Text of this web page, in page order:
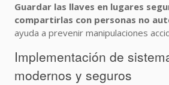
Guardar las llaves en lugares
compartirlas con personas no
ayuda a prevenir manipulaciones
Implementación de
modernos y seguros